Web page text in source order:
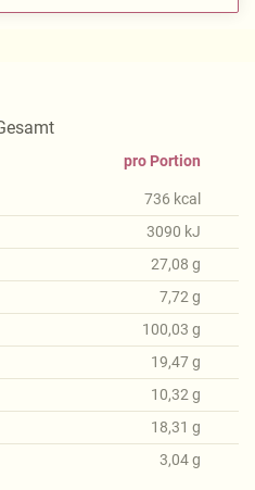
pro Portion
736 kcal
3090 kJ
27,08 g
7,72 g
100,03 g
19,47g
10,32 g
18,31 g
3,04g